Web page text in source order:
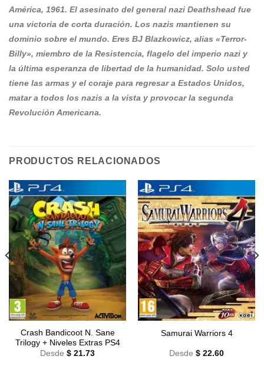
América, 1961. El asesinato del general nazi Deathshead fue
una victoria de corta duración. Los nazis mantienen su
dominio sobre el mundo. Eres BJ Blazkowicz, alias «Terror-
Billy», miembro de la Resistencia, flagelo del imperio nazi y
la última esperanza de libertad de la humanidad. Solo usted
tiene las armas y el coraje para regresar a Estados Unidos,
matar a todos los nazis a la vista y provocar la segunda
Revolución Americana.
PRODUCTOS RELACIONADOS
Crash Bandicoot N. Sane
Trilogy + Niveles Extras PS4
Desde $ 21.73
Samurai Warriors 4
Desde $ 22.60